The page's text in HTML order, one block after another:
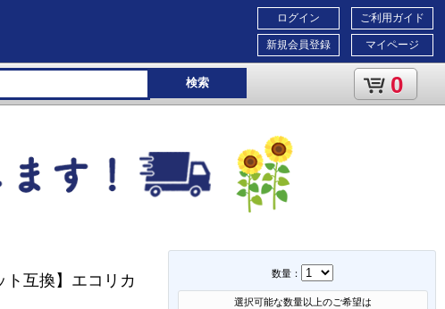
ご利用ガイド
マイページ
ログイン
新規会員登録
検索 0
数量：
選択可能な数量以上のご希望は
ト互換】エコリカ